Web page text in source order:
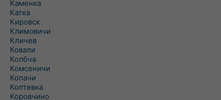
Каменка
Катка
Кировск
Климовичи
Кличев
Ковали
Колбча
Комсеничи
Копачи
Коптевка
Коровчино